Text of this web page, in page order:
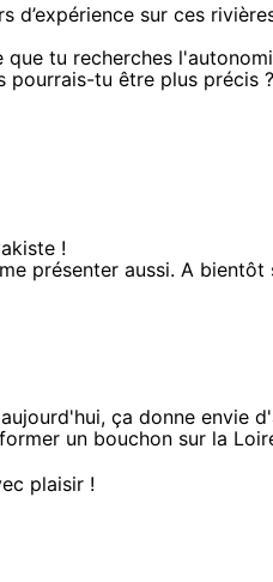
d’expérience sur ces
tu recherches
pourrais-tu être plus précis ?
!
présenter aussi. A bientôt
ça donne envie
un bouchon sur la
plaisir !